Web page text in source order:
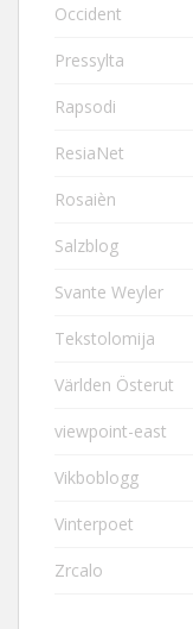
Occident
Pressylta
Rapsodi
ResiaNet
Rosaièn
Salzblog
Svante Weyler
Tekstolomija
Världen Österut
viewpoint-east
Vikboblogg
Vinterpoet
Zrcalo